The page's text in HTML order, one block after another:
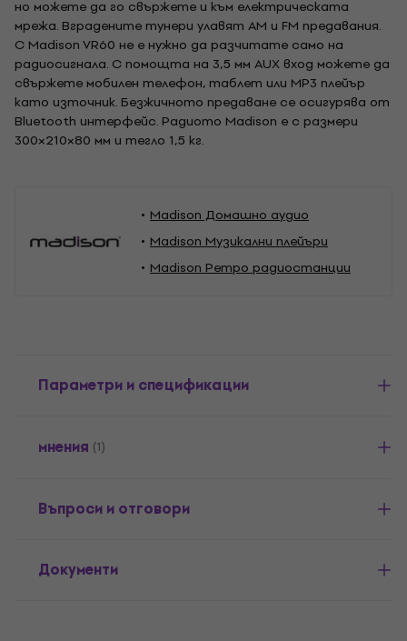
но можете да го свържете и към електрическата
мрежа. Вградените тунери улавят AM и FM предавания.
С Madison VR60 не е нужно да разчитате само на
радиосигнала. С помощта на 3,5 мм AUX вход можете да
свържете мобилен телефон, таблет или MP3 плейър
като източник. Безжичното предаване се осигурява от
Bluetooth интерфейс. Радиото Madison е с размери
300×210×80 мм и тегло 1,5 кг.
Madison Домашно аудио
Madison Музикални плейъри
Madison Ретро радиостанции
Параметри и спецификации
мнения (1)
Въпроси и отговори
Документи